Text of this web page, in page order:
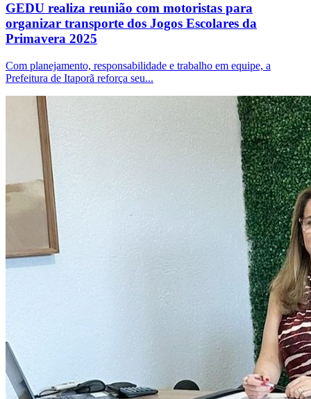
GEDU realiza reunião com motoristas para
organizar transporte dos Jogos Escolares da
Primavera 2025
Com planejamento, responsabilidade e trabalho em equipe, a
Prefeitura de Itaporã reforça seu...